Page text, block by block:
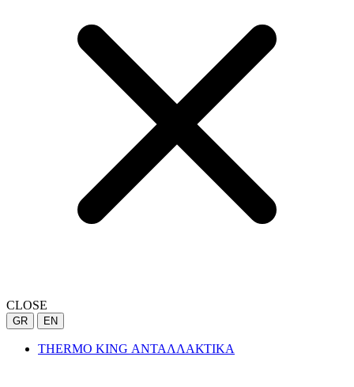
CLOSE
GR EN
THERMO KING ΑΝΤΑΛΛΑΚΤΙΚΑ